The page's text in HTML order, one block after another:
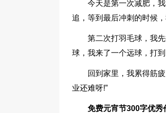
今天是第一次减肥，
追，等到最后冲刺的时候
第二次打羽毛球，我
球，我来了一个远球，打
回到家里，我累得筋
业还难呀!”
免费元宵节300字优秀